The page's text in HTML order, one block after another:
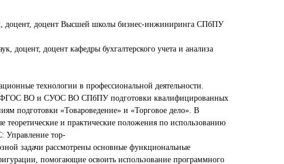
доцент, доцент Высшей школы бизнес-инжиниринга СПбПУ
доцент, доцент кафедры бухгалтерского учета и анализа
технологии в профессиональной деятельности.
ФГОС ВО и СУОС ВО СПбПУ подготовки квалифицированных
подготовки «Товароведение» и «Торговое дело». В
теоретические и практические положения по использованию
Управление тор-
задачи рассмотрены основные функциональные
помогающие освоить использование программного